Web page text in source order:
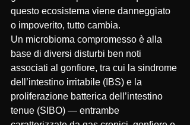
questo ecosistema viene danneggiato
o impoverito, tutto cambia.
Un microbioma compromesso è alla
base di diversi disturbi ben noti
associati al gonfiore, tra cui la sindrome
dell’intestino irritabile (IBS) e la
proliferazione batterica dell’intestino
tenue (SIBO) — entrambe